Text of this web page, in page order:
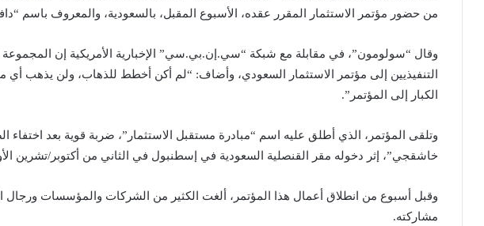
من حضور مؤتمر الاستثمار المقرر عقده، الأسبوع المقبل، بالسعودية، والمعروف باسم
وقال “سولومون”، في مقابلة مع شبكة “سي.إن.بي.سي” الإخبارية الأمريكية إن
التنفيذيين إلى مؤتمر الاستثمار السعودي، وأضاف: “لم أكن أخطط للذهاب، ولن يذهب أي
الكبار إلى المؤتمر”.
وتلقى المؤتمر، الذي أطلق عليه اسم “مبادرة مستقبل الاستثمار”، ضربة قوية بعد
خاشقجي”، إثر دخوله مقر القنصلية السعودية في إسطنبول في الثاني من أكتوبر/تشرين
وقبل أسبوع من انطلاق أعمال هذا المؤتمر، ألغت الكثير من الشركات والمؤسسات ورجال
مشاركته.